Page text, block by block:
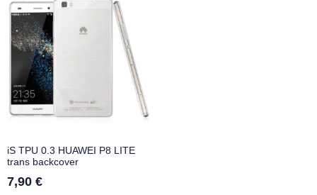
iS TPU 0.3 HUAWEI P8 LITE
trans backcover
7,90 €